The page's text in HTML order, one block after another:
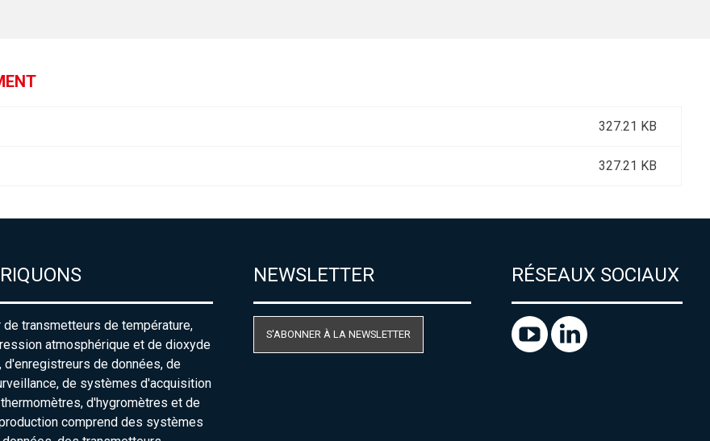
327.21 KB
327.21 KB
de transmetteurs de température,
atmosphérique et de dioxyde
, d'enregistreurs de données, de
de systèmes d'acquisition
d'hygromètres et de
comprend des systèmes
NEWSLETTER
S'ABONNER À LA NEWSLETTER
RÉSEAUX SOCIAUX